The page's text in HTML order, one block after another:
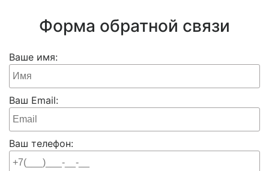
Форма обратной связи
Ваше имя:
Ваш Email:
Ваш телефон: